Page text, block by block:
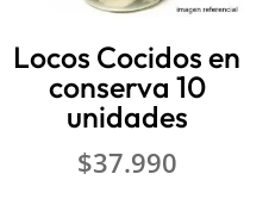
Locos Cocidos en
conserva 10
unidades
$37.990